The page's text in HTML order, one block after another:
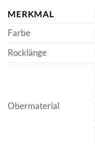
MERKMAL
Farbe
Rocklänge
Obermaterial